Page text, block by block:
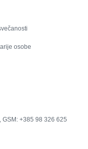
osobe
GSM: +385 98 326 625